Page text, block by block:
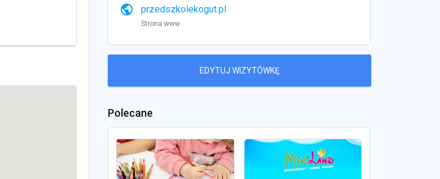
public przedszkolekogut.pl
Strona www
EDYTUJ WIZYTÓWKĘ
Polecane